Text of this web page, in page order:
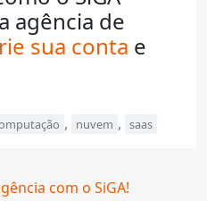
agência de
sua conta e
, nuvem , saas
com o SiGA!